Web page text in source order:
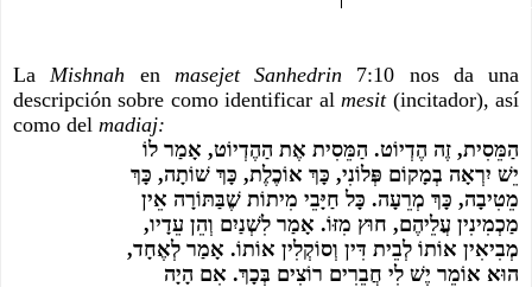
La Mishnah en masejet Sanhedrin 7:10 nos da una
descripción sobre como identificar al mesit (incitador), así
como del madiaj: